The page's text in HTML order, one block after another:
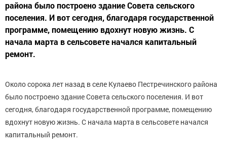
района было построено здание Совета сельского
поселения. И вот сегодня, благодаря государственной
программе, помещению вдохнут новую жизнь. С
начала марта в сельсовете начался капитальный
ремонт.
Около сорока лет назад в селе Кулаево Пестречинского района
было построено здание Совета сельского поселения. И вот
сегодня, благодаря государственной программе, помещению
вдохнут новую жизнь. С начала марта в сельсовете начался
капитальный ремонт.